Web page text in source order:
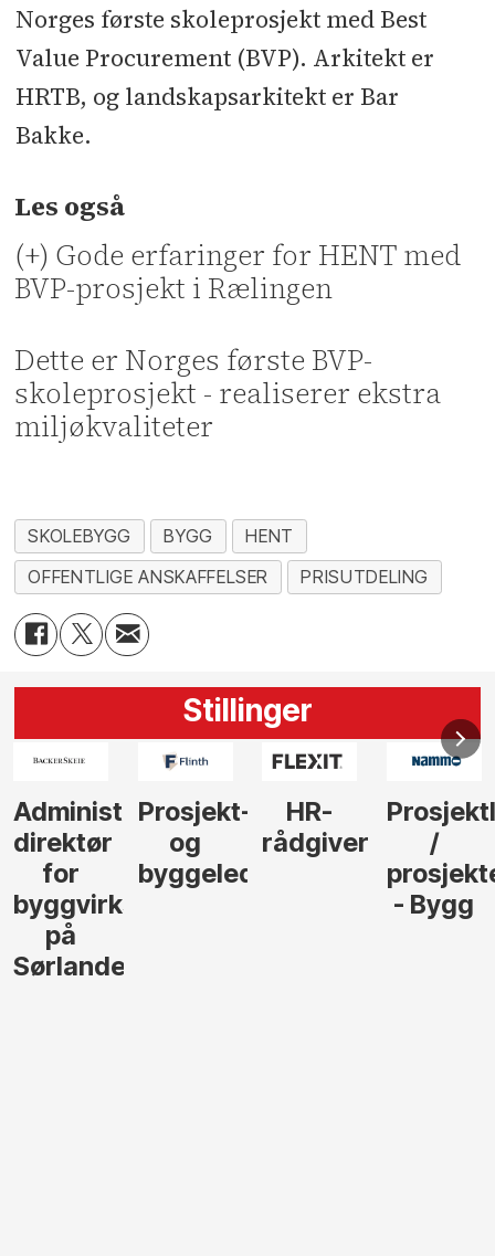
Norges første skoleprosjekt med Best
Value Procurement (BVP). Arkitekt er
HRTB, og landskapsarkitekt er Bar
Bakke.
Les også
(+) Gode erfaringer for HENT med
BVP-prosjekt i Rælingen
Dette er Norges første BVP-
skoleprosjekt - realiserer ekstra
miljøkvaliteter
SKOLEBYGG BYGG
HENT
OFFENTLIGE ANSKAFFELSER
PRISUTDELING
Stillinger
HR-
rådgiver
Prosjektleder
/
prosjekteringsleder
Vi
behøver
elektrofagfolk
Anlegg
søker
Elektro